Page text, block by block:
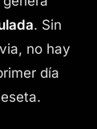
. Sin
no hay
día